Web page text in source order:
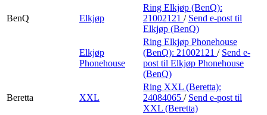
BenQ Elkjøp
Ring Elkjøp (BenQ):
21002121 / Send e-post til
Elkjøp (BenQ)
Elkjøp
Phonehouse
Ring Elkjøp Phonehouse
(BenQ): 21002121 / Send e-
post til Elkjøp Phonehouse
(BenQ)
Beretta XXL
Ring XXL (Beretta):
24084065 / Send e-post til
XXL (Beretta)